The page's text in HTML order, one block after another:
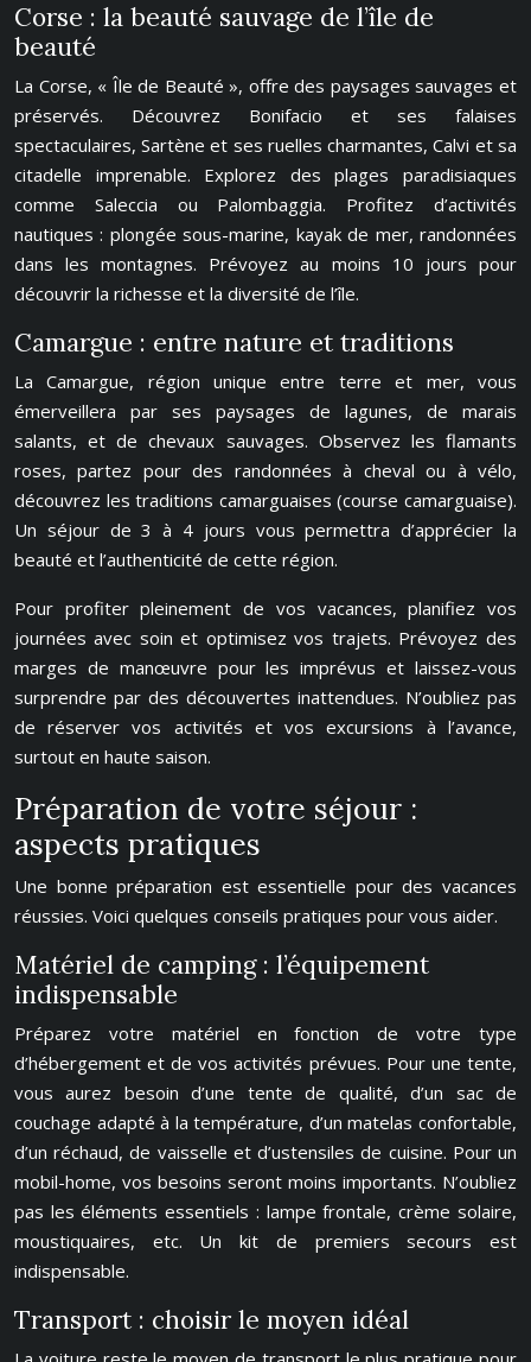
Corse : la beauté sauvage de l’île de
beauté
La Corse, « Île de Beauté », offre des paysages sauvages et
préservés. Découvrez Bonifacio et ses falaises
spectaculaires, Sartène et ses ruelles charmantes, Calvi et sa
citadelle imprenable. Explorez des plages paradisiaques
comme Saleccia ou Palombaggia. Profitez d’activités
nautiques : plongée sous-marine, kayak de mer, randonnées
dans les montagnes. Prévoyez au moins 10 jours pour
découvrir la richesse et la diversité de l’île.
Camargue : entre nature et traditions
La Camargue, région unique entre terre et mer, vous
émerveillera par ses paysages de lagunes, de marais
salants, et de chevaux sauvages. Observez les flamants
roses, partez pour des randonnées à cheval ou à vélo,
découvrez les traditions camarguaises (course camarguaise).
Un séjour de 3 à 4 jours vous permettra d’apprécier la
beauté et l’authenticité de cette région.
Pour profiter pleinement de vos vacances, planifiez vos
journées avec soin et optimisez vos trajets. Prévoyez des
marges de manœuvre pour les imprévus et laissez-vous
surprendre par des découvertes inattendues. N’oubliez pas
de réserver vos activités et vos excursions à l’avance,
surtout en haute saison.
Préparation de votre séjour :
aspects pratiques
Une bonne préparation est essentielle pour des vacances
réussies. Voici quelques conseils pratiques pour vous aider.
Matériel de camping : l’équipement
indispensable
Préparez votre matériel en fonction de votre type
d’hébergement et de vos activités prévues. Pour une tente,
vous aurez besoin d’une tente de qualité, d’un sac de
couchage adapté à la température, d’un matelas confortable,
d’un réchaud, de vaisselle et d’ustensiles de cuisine. Pour un
mobil-home, vos besoins seront moins importants. N’oubliez
pas les éléments essentiels : lampe frontale, crème solaire,
moustiquaires, etc. Un kit de premiers secours est
indispensable.
Transport : choisir le moyen idéal